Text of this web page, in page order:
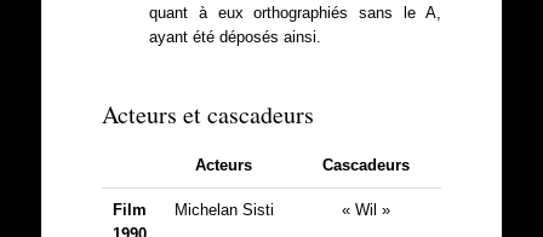
quant à eux orthographiés sans le A,
ayant été déposés ainsi.
Acteurs et cascadeurs
Acteurs Cascadeurs
Film
Michelan Sisti « Wil »